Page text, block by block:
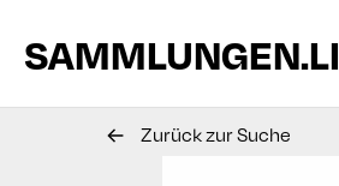
SAMMLUNGEN.LI
Zurück zur Suche